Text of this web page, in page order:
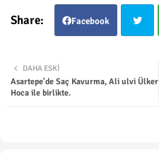
Facebook
ter
DAHA ESKI
Asartepe'de Saç Kavurma, Ali ulvi Ülker
Hoca ile birlikte.